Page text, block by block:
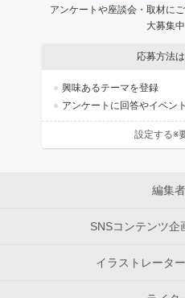
アンケートや座談会・取材に
大募集
応募方法
興味あるテーマを登録
アンケートに回答やイベン
設定する※
編集
SNSコンテンツ企
イラストレータ